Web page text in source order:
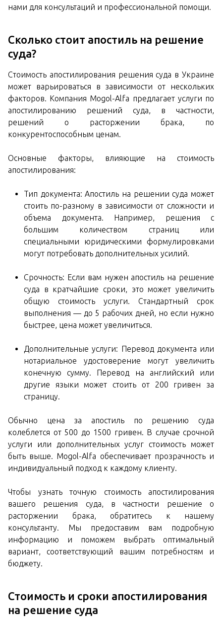
нами для консультаций и профессиональной помощи.
Сколько стоит апостиль на решение
суда?
Стоимость апостилирования решения суда в Украине
может варьироваться в зависимости от нескольких
факторов. Компания Mogol-Alfa предлагает услуги по
апостилированию решений суда, в частности,
решений о расторжении брака, по
конкурентоспособным ценам.
Основные факторы, влияющие на стоимость
апостилирования:
Тип документа: Апостиль на решении суда может
стоить по-разному в зависимости от сложности и
объема документа. Например, решения с
большим количеством страниц или
специальными юридическими формулировками
могут потребовать дополнительных усилий.
Срочность: Если вам нужен апостиль на решение
суда в кратчайшие сроки, это может увеличить
общую стоимость услуги. Стандартный срок
выполнения — до 5 рабочих дней, но если нужно
быстрее, цена может увеличиться.
Дополнительные услуги: Перевод документа или
нотариальное удостоверение могут увеличить
конечную сумму. Перевод на английский или
другие языки может стоить от 200 гривен за
страницу.
Обычно цена за апостиль по решению суда
колеблется от 500 до 1500 гривен. В случае срочной
услуги или дополнительных услуг стоимость может
быть выше. Mogol-Alfa обеспечивает прозрачность и
индивидуальный подход к каждому клиенту.
Чтобы узнать точную стоимость апостилирования
вашего решения суда, в частности решение о
расторжении брака, обратитесь к нашему
консультанту. Мы предоставим вам подробную
информацию и поможем выбрать оптимальный
вариант, соответствующий вашим потребностям и
бюджету.
Стоимость и сроки апостилирования
на решение суда